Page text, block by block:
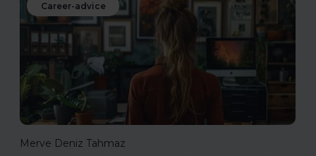
Career-advice
Merve Deniz Tahmaz